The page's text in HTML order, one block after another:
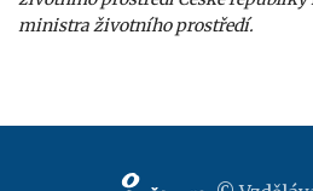
ministra životního prostředí.